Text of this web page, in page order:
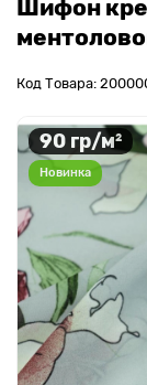
Шифон
Код Товара:
90 гр/м²
Новинка